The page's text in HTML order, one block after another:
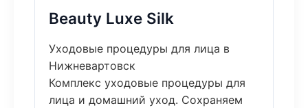
Beauty Luxe Silk
Уходовые процедуры для лица в
Нижневартовск
Комплекс уходовые процедуры для
лица и домашний уход. Сохраняем